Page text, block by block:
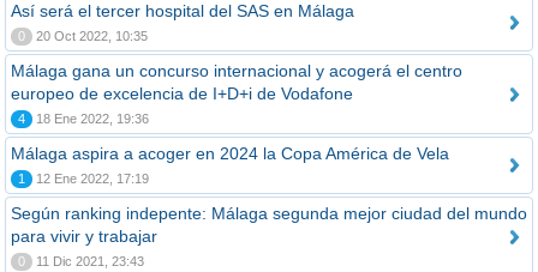
Así será el tercer hospital del SAS en Málaga
0 20 Oct 2022, 10:35
Málaga gana un concurso internacional y acogerá el centro
europeo de excelencia de I+D+i de Vodafone
4 18 Ene 2022, 19:36
Málaga aspira a acoger en 2024 la Copa América de Vela
1 12 Ene 2022, 17:19
Según ranking indepente: Málaga segunda mejor ciudad del mundo
para vivir y trabajar
0 11 Dic 2021, 23:43